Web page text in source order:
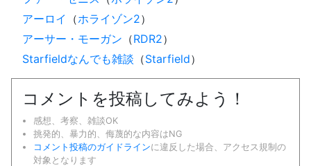
アーロイ
（ホライゾン2）
アーサー・モーガン （RDR2）
Starfieldなんでも雑談 （Starfield）
コメントを投稿してみよう！
感想、考察、雑談OK
挑発的、暴力的、侮蔑的な内容はNG
コメント投稿のガイドラインに違反した場合、アクセス規制の
対象となります